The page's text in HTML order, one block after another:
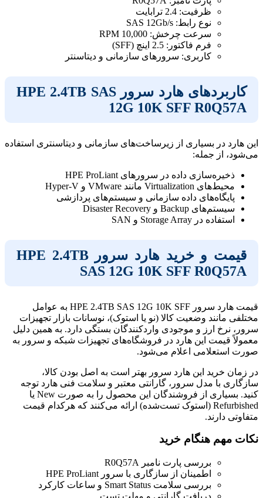
ظرفیت: 2.4 ترابایت
نوع رابط: SAS 12Gb/s
سرعت چرخش: 10,000 RPM
فرم فاکتور: 2.5 اینچ (SFF)
کاربری: سرورهای سازمانی و دیتاسنتر
کاربردهای هارد سرور HPE 2.4TB SAS
12G 10K SFF R0Q57A
این هارد در بسیاری از زیرساخت‌های سازمانی و دیتاسنتری استفاده
می‌شود، از جمله:
ذخیره‌سازی داده در سرورهای HPE ProLiant
محیط‌های Virtualization مانند VMware و Hyper‑V
پایگاه‌های داده سازمانی و سیستم‌های پردازشی
سیستم‌های Backup و Disaster Recovery
استفاده در Storage Array و SAN
قیمت و خرید هارد سرور HPE 2.4TB
SAS 12G 10K SFF R0Q57A
قیمت هارد سرور HPE 2.4TB SAS 12G 10K SFF به عوامل
مختلفی مانند وضعیت کالا (نو یا استوک)، نوسانات بازار تجهیزات
سرور، نرخ ارز و موجودی واردکنندگان بستگی دارد. به همین دلیل
معمولاً قیمت این هارد در فروشگاه‌های تجهیزات شبکه و سرور به
صورت استعلامی اعلام می‌شود.
در زمان خرید این هارد سرور بهتر است به اصل بودن کالا،
سازگاری با مدل سرور، گارانتی معتبر و سلامت فنی هارد توجه
کنید. بسیاری از فروشندگان این محصول را به صورت New یا
Refurbished (استوک تست‌شده) ارائه می‌کنند که هرکدام قیمت
متفاوتی دارند.
نکات مهم هنگام خرید
بررسی پارت نامبر R0Q57A
اطمینان از سازگاری با سرور HPE ProLiant
بررسی سلامت Smart Status و ساعات کارکرد